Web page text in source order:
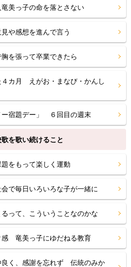
美っ子の命を落とさない
や感想を進んで言う
を張って卒業できたら
カ月 えがお・まなび・かんし
宿題デー」 ６回目の週末
を歌い続けること
をもって楽しく運動
で毎日いろいろな子が一緒に
って、こういうことなのかな
竜美っ子にゆだねる教育
く、感謝を忘れず 伝統のみか